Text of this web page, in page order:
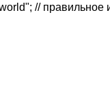
// правильное